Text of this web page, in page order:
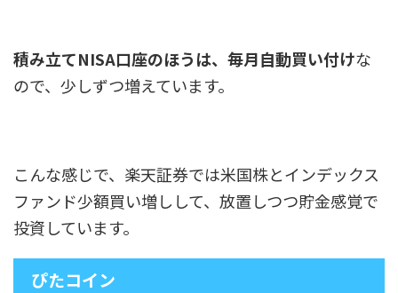
積み立てNISA口座のほうは、毎月自動買い付けな
ので、少しずつ増えています。
こんな感じで、楽天証券では米国株とインデックス
ファンド少額買い増しして、放置しつつ貯金感覚で
投資しています。
ぴたコイン